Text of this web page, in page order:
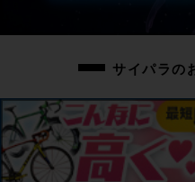
掲載に無いお品物の付属はいたしま
商品コード
cpo-2605315502-bi-038604047
サイパラの